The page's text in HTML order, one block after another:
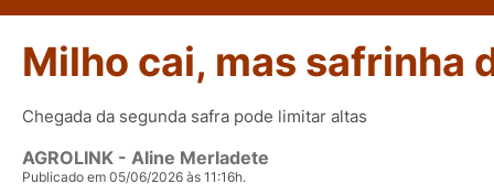
Conversor Colunistas Eventos
Fotos
e
Vídeos
Milho cai, mas safrinha
Chegada da segunda safra pode limitar altas
AGROLINK - Aline Merladete
Publicado em 05/06/2026 às 11:16h.